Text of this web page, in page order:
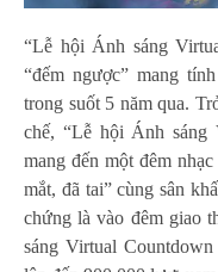
“Lễ hội Ánh sáng
“đếm ngược” mang
trong suốt 5 năm qua.
chế, “Lễ hội Ánh sáng
mang đến một đêm
mắt, đã tai” cùng sân
chứng là vào đêm giao
sáng Virtual